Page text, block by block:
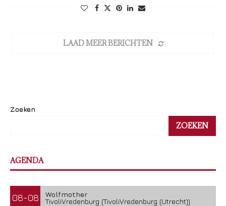
LAAD MEER BERICHTEN
Zoeken
ZOEKEN
AGENDA
08-08
Wolfmother
TivoliVredenburg (TivoliVredenburg (Utrecht))